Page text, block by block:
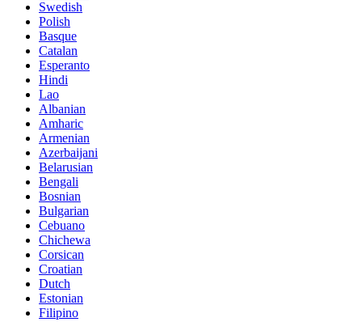
Swedish
Polish
Basque
Catalan
Esperanto
Hindi
Lao
Albanian
Amharic
Armenian
Azerbaijani
Belarusian
Bengali
Bosnian
Bulgarian
Cebuano
Chichewa
Corsican
Croatian
Dutch
Estonian
Filipino